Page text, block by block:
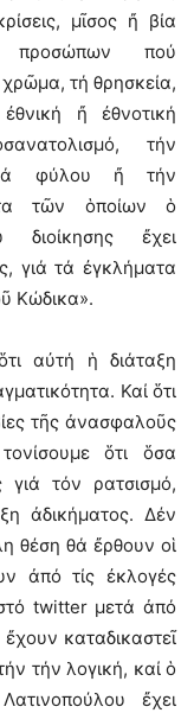
μῖσος ἤ βία
πού
τή θρησκεία,
ἤ ἐθνοτική
τήν
φύλου ἤ τήν
τῶν ὁποίων ὁ
ἔχει
γιά τά ἐγκλήματα
Κώδικα».
αὐτή ἡ διάταξη
Καί ὅτι
τῆς ἀνασφαλοῦς
ὅτι ὅσα
γιά τόν ρατσισμό,
ἀδικήματος. Δέν
θέση θά ἔρθουν οἱ
ἀπό τίς ἐκλογές
twitter μετά ἀπό
καταδικαστεῖ
τήν λογική, καί ὁ
ἔχει